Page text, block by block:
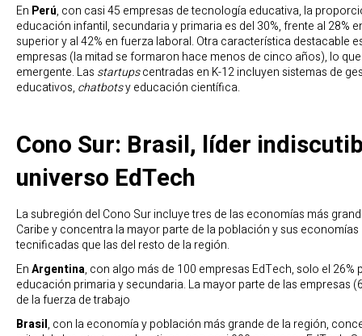
En Perú, con casi 45 empresas de tecnología educativa, la
educación infantil, secundaria y primaria es del 30%, frente al 28%
superior y al 42% en fuerza laboral. Otra característica destacable
empresas (la mitad se formaron hace menos de cinco años), lo
emergente. Las startupscentradas en K-12 incluyen sistemas de
educativos, chatbotsy educación científica.
Cono Sur: Brasil, líder
universo EdTech
La subregión del Cono Sur incluye tres de las economías más
Caribe y concentra la mayor parte de la población y sus
tecnificadas que las del resto de la región.
EnArgentina, con algo más de 100 empresas EdTech, solo el 26%
educación primaria y secundaria. La mayor parte de las empresas
de la fuerza de trabajo
Brasil, con la economía y población más grande de la región,